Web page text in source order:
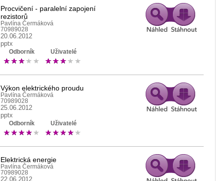
Procvičení - paralelní zapojení
rezistorů
Pavlína Čermáková
70989028
20.06.2012
pptx
Odborník Uživatelé
Výkon elektrického proudu
Pavlína Čermáková
70989028
25.06.2012
pptx
Odborník Uživatelé
Elektrická energie
Pavlína Čermáková
70989028
22.06.2012